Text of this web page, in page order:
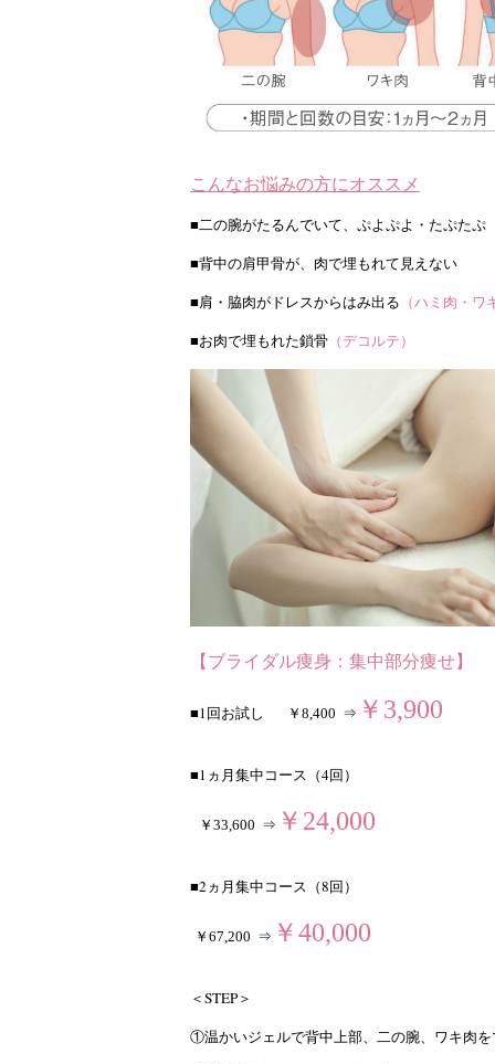
こんなお悩みの方にオススメ
■二の腕がたるんでいて、ぷよぷよ・たぷたぷ
■背中の肩甲骨が、肉で埋もれて見えない
■肩・脇肉がドレスからはみ出る （ハミ肉・ワ
■お肉で埋もれた鎖骨 （デコルテ）
【ブライダル痩身：集中部分痩せ】
■1回お試し ￥8,400 ⇒ ￥3,900
■1ヵ月集中コース（4回）
￥33,600 ⇒ ￥24,000
■2ヵ月集中コース（8回）
￥67,200 ⇒ ￥40,000
＜STEP＞
①温かいジェルで背中上部、二の腕、ワキ肉